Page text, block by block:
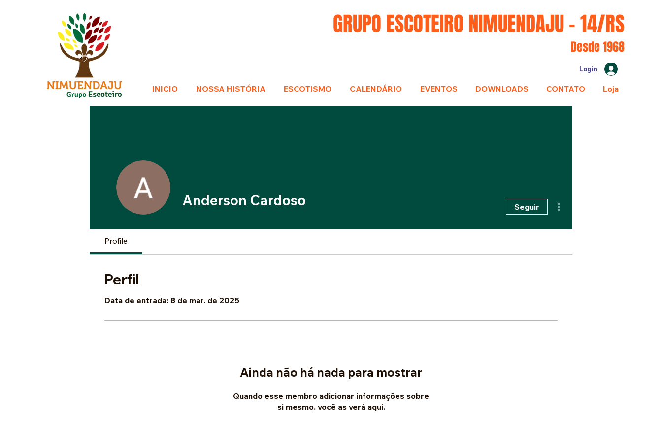
GRUPO ESCOTEIRO NIMUENDAJU - 14/RS
Desde 1968
Login
INICIO NOSSA HISTÓRIA ESCOTISMO CALENDÁRIO EVENTOS DOWNLOADS CONTATO Loja
Anderson Cardoso Seguir
Profile
Perfil
Data de entrada: 8 de mar. de 2025
Ainda não há nada para mostrar
Quando esse membro adicionar informações sobre
si mesmo, você as verá aqui.